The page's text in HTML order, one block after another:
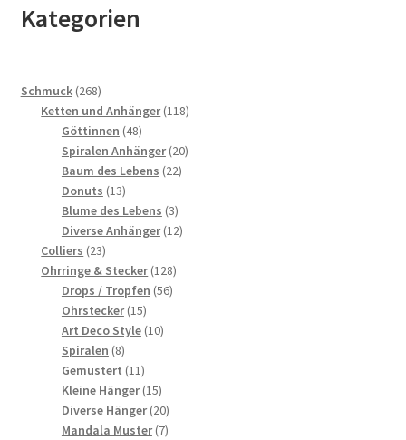
Kategorien
Schmuck 268268
Produkte
Ketten und Anhänger 118118
Göttinnen 4848
Produkte
Spiralen Anhänger 2020
Baum des Lebens 2222
Donuts 1313
Produkte
Blume des Lebens 33
Produkte
Diverse Anhänger 1212
Colliers 2323
Produkte
Ohrringe & Stecker 128128
Drops / Tropfen 5656
Ohrstecker 1515
Produkte
Art Deco Style 1010
Spiralen 88
Produkte
Gemustert 1111
Produkte
Kleine Hänger 1515
Produkte
Diverse Hänger 2020
Produkte
Mandala Muster 77